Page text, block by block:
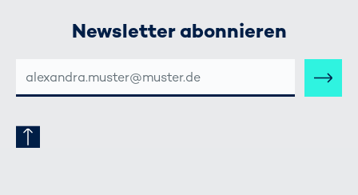
Newsletter abonnieren
MAIL-
ADRESSE